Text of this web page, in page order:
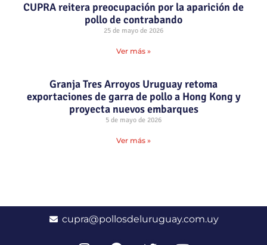
CUPRA reitera preocupación por la aparición de
pollo de contrabando
25 de mayo de 2026
Ver más »
Granja Tres Arroyos Uruguay retoma
exportaciones de garra de pollo a Hong Kong y
proyecta nuevos embarques
5 de mayo de 2026
Ver más »
cupra@pollosdeluruguay.com.uy